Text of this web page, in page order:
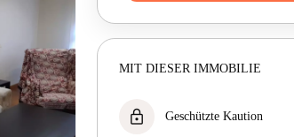
MIT DIESER IMMOBILIE
lock Geschützte Kaution